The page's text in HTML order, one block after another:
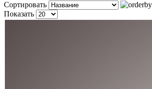
Сортировать
Показать